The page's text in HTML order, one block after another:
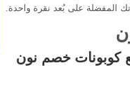
المفضلة على بُعد نقرة واحدة.
كوبونات خصم نون